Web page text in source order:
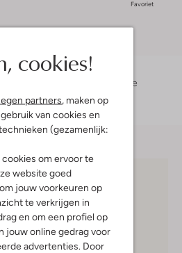
cookies!
partners, maken op
van cookies en
(gezamenlijk:
om ervoor te
website goed
jouw voorkeuren op
te verkrijgen in
en om een profiel op
jouw online gedrag voor
advertenties. Door
Favoriet
De
fit
vanaf €75,-
binnen 30 dagen*
Klarna